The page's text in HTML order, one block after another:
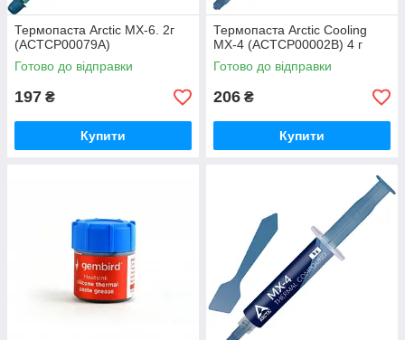
Термопаста Arctic MX-6. 2г
(ACTCP00079A)
Готово до відправки
197 ₴
Купити
Термопаста Arctic Cooling
MX-4 (ACTCP00002B) 4 г
Готово до відправки
206 ₴
Купити